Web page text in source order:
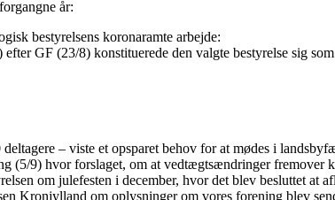
år:
bestyrelsens koronaramte arbejde:
efter GF (23/8) konstituerede den valgte bestyrelse sig
– viste et opsparet behov for at mødes i
(5/9) hvor forslaget, om at vedtægtsændringer fremover
om julefesten i december, hvor det blev besluttet at
Kronjylland om oplysninger om vores forening blev